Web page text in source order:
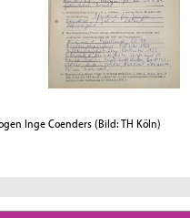
Inge Coenders (Bild: TH Köln)